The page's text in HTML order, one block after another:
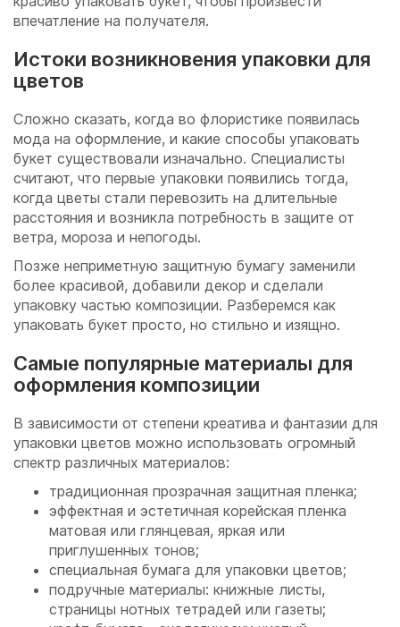
впечатление на получателя.
Истоки возникновения упаковки для
цветов
Сложно сказать, когда во флористике появилась
мода на оформление, и какие способы упаковать
букет существовали изначально. Специалисты
считают, что первые упаковки появились тогда,
когда цветы стали перевозить на длительные
расстояния и возникла потребность в защите от
ветра, мороза и непогоды.
Позже неприметную защитную бумагу заменили
более красивой, добавили декор и сделали
упаковку частью композиции. Разберемся как
упаковать букет просто, но стильно и изящно.
Самые популярные материалы для
оформления композиции
В зависимости от степени креатива и фантазии для
упаковки цветов можно использовать огромный
спектр различных материалов:
традиционная прозрачная защитная пленка;
эффектная и эстетичная корейская пленка
матовая или глянцевая, яркая или
приглушенных тонов;
специальная бумага для упаковки цветов;
подручные материалы: книжные листы,
страницы нотных тетрадей или газеты;